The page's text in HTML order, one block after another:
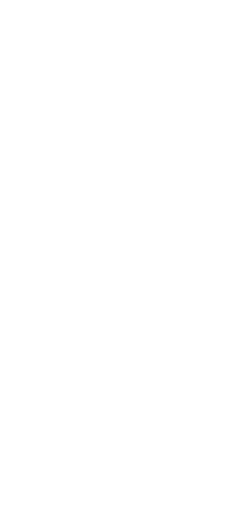
und bluetooth kan
Darüber hinaus steht ein
vor dem Haus genießen. Auf
eine rückzahlbare Kaution
Zusatzleistungen oder
Aufenthalts sowie
Zählerstände und Nutzung
nach dem Check-out
bezahlen würden, und
Spülm.
m2 , moderne Möblierung,